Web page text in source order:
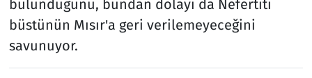
bulunduğunu, bundan dolayı da Nefertiti
büstünün Mısır'a geri verilemeyeceğini
savunuyor.